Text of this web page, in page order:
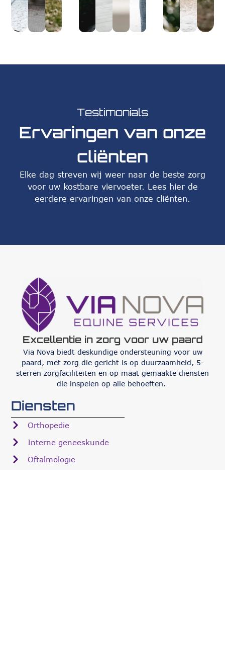
Testimonials
Ervaringen van onze
cliënten
Elke dag streven wij weer naar de beste zorg
voor uw kostbare viervoeter. Lees hier de
eerdere ervaringen van onze cliënten.
Excellentie in zorg voor uw paard
Via Nova biedt deskundige ondersteuning voor uw
paard, met zorg die gericht is op duurzaamheid, 5-
sterren zorgfaciliteiten en op maat gemaakte diensten
die inspelen op alle behoeften.
Diensten
Orthopedie
Interne geneeskunde
Oftalmologie